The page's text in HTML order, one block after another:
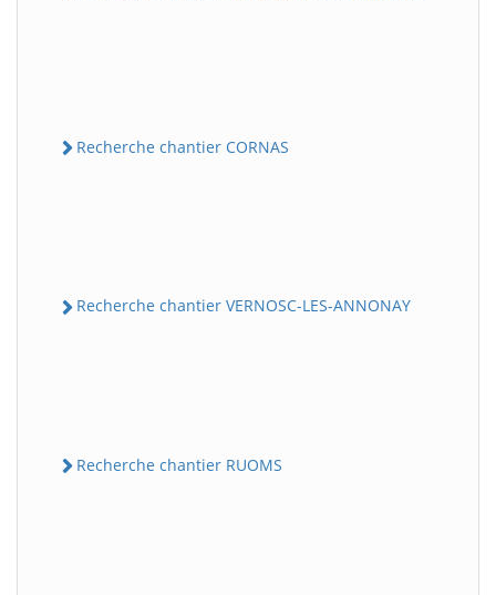
Recherche chantier CORNAS
Recherche chantier VERNOSC-LES-ANNONAY
Recherche chantier RUOMS